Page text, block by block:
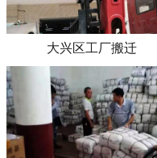
大兴区工厂搬迁